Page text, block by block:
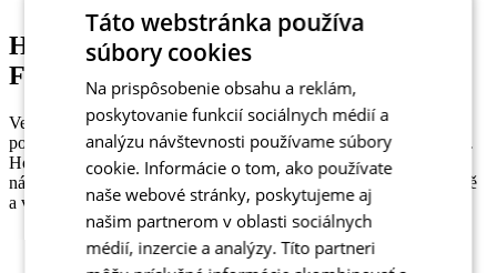
Hlavní materiál - W&W MISSION
FLOW
Velice lehký třívrstvý membránový materiál, kdy vrchní i spodní
polyesterový materiál je slaminován s vysoce funkční membránou.
Horní vrstva materiálu je velice kompaktní a je zárukou snížené
náchylnosti materiálu na oděr. Materiál je odolný proti větru a vodě
a velice snadný na údržbu.
Složení: 90% Polyester, 10% Polyuretan
Gramáž: 160g/m2
Táto webstránka používa
súbory cookies
Na prispôsobenie obsahu a reklám,
poskytovanie funkcií sociálnych médií a
analýzu návštevnosti používame súbory
cookie. Informácie o tom, ako používate
naše webové stránky, poskytujeme aj
našim partnerom v oblasti sociálnych
médií, inzercie a analýzy. Títo partneri